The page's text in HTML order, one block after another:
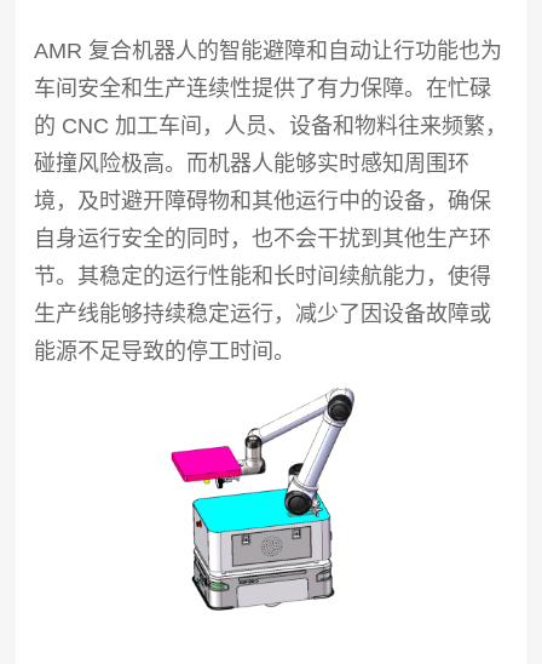
AMR 复合机器人的智能避障和自动让行功能也为
车间安全和生产连续性提供了有力保障。在忙碌
的 CNC 加工车间，人员、设备和物料往来频繁，
碰撞风险极高。而机器人能够实时感知周围环
境，及时避开障碍物和其他运行中的设备，确保
自身运行安全的同时，也不会干扰到其他生产环
节。其稳定的运行性能和长时间续航能力，使得
生产线能够持续稳定运行，减少了因设备故障或
能源不足导致的停工时间。